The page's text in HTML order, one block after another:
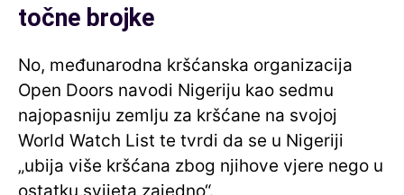
točne brojke
No, međunarodna kršćanska organizacija
Open Doors navodi Nigeriju kao sedmu
najopasniju zemlju za kršćane na svojoj
World Watch List te tvrdi da se u Nigeriji
„ubija više kršćana zbog njihove vjere nego u